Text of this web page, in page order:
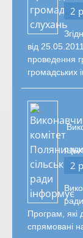
2
від
проведення
громадських
2
Програм, які
спрямовані